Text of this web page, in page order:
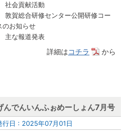
社会貢献活動
敦賀総合研修センター公開研修コー
のお知らせ
主な報道発表
詳細はコチラ から
んでんいんふぉめーしょん7月号
行日 : 2025年07月01日